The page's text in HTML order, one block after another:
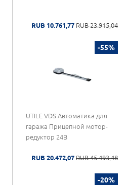
RUB 10.761,77 RUB 23.915,04
-55%
UTILE VDS Автоматика для
гаража Прицепной мотор-
редуктор 24В
RUB 20.472,07 RUB 45.493,48
-20%